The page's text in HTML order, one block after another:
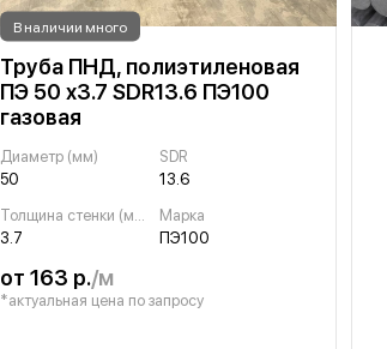
В наличии много
Труба ПНД, полиэтиленовая
ПЭ 50 х3.7 SDR13.6 ПЭ100
газовая
Диаметр (мм)
50
SDR
13.6
Толщина стенки (мм)
3.7
Марка
ПЭ100
от 163 р./м
*актуальная цена по запросу